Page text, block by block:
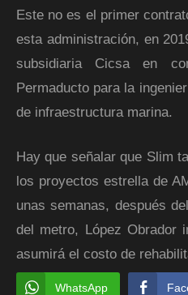
Este no es el primer
esta administración, en
subsidiaria Cicsa en
Permaducto para la
de infraestructura marina.
Hay que señalar que Slim
los proyectos estrella de
unas semanas, después
del metro, López Obrador
asumirá el costo de
WhatsApp